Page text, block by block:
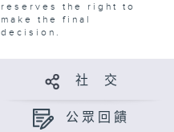
reserves the right to
make the final
decision.
社 交
公眾回饋